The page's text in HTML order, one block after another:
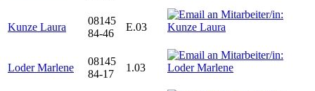
Kunze Laura
08145
84-46
E.03
Loder Marlene
08145
84-17
1.03